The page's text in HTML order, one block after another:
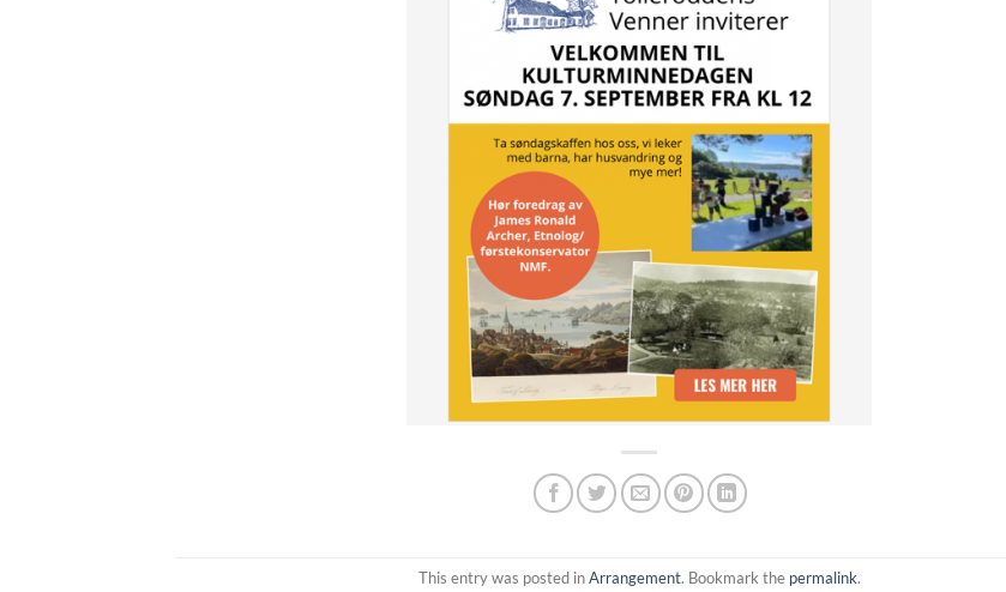
This entry was posted inArrangement. Bookmark the permalink.